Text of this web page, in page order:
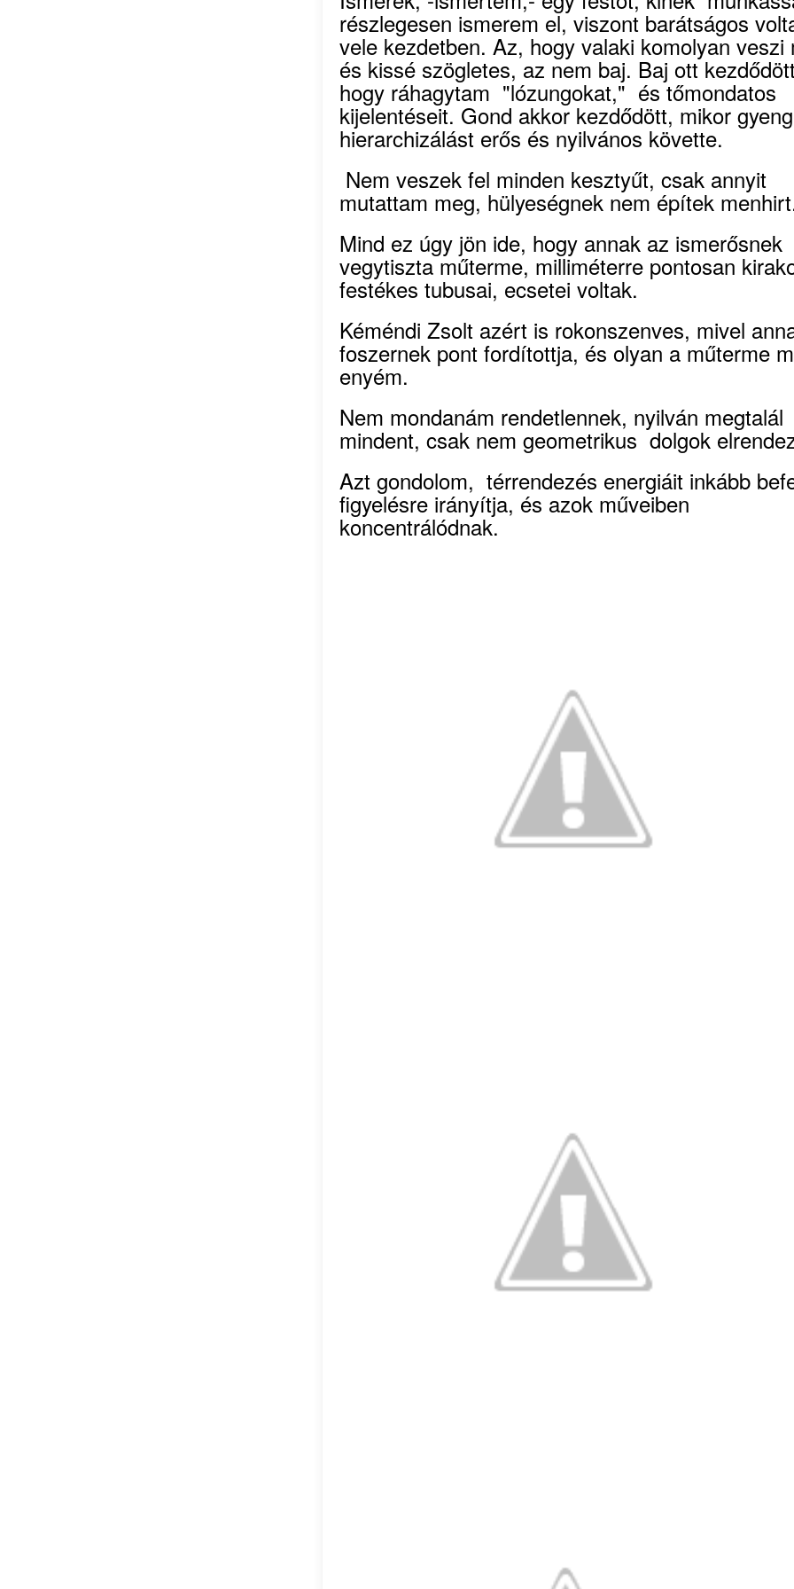
részlegesen ismerem el, viszont barátságos
vele kezdetben. Az, hogy valaki komolyan veszi
és kissé szögletes, az nem baj. Baj ott
hogy ráhagytam "lózungokat," és tőmondatos
kijelentéseit. Gond akkor kezdődött, mikor
hierarchizálást erős és nyilvános követte.
Nem veszek fel minden kesztyűt, csak annyit
mutattam meg, hülyeségnek nem építek
Mind ez úgy jön ide, hogy annak az ismerősnek
vegytiszta műterme, milliméterre pontosan
festékes tubusai, ecsetei voltak.
Kéméndi Zsolt azért is rokonszenves, mivel
foszernek pont fordítottja, és olyan a műterme
enyém.
Nem mondanám rendetlennek, nyilván megtalál
mindent, csak nem geometrikus dolgok
Azt gondolom, térrendezés energiáit inkább
figyelésre irányítja, és azok műveiben
koncentrálódnak.